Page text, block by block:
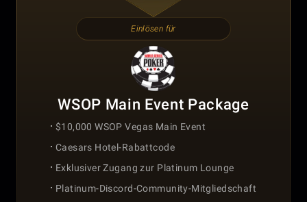
Einlösen für
WSOP Main Event Package
$10,000 WSOP Vegas Main Event
Caesars Hotel-Rabattcode
Exklusiver Zugang zur Platinum Lounge
Platinum-Discord-Community-Mitgliedschaft